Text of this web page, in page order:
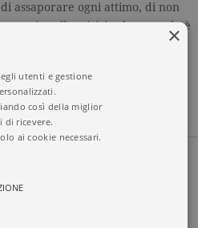
assaporare ogni attimo, di non
storia sull’amicizia che quando è
Una storia sul coraggio di×
utenti e gestione
così della miglior
di ricevere.
ai cookie necessari.